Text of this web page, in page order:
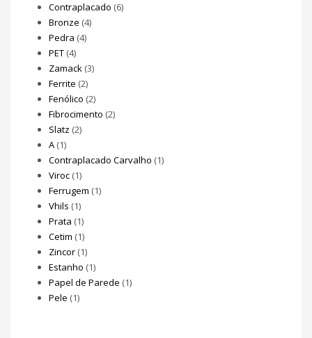
Contraplacado (6)
Bronze (4)
Pedra (4)
PET (4)
Zamack (3)
Ferrite (2)
Fenólico (2)
Fibrocimento (2)
Slatz (2)
A (1)
Contraplacado Carvalho (1)
Viroc (1)
Ferrugem (1)
Vhils (1)
Prata (1)
Cetim (1)
Zincor (1)
Estanho (1)
Papel de Parede (1)
Pele (1)